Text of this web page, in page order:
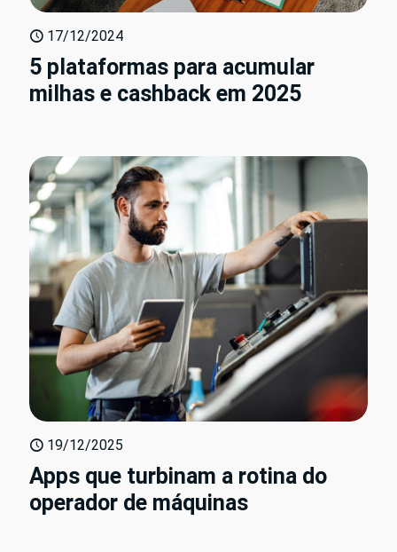
17/12/2024
5 plataformas para acumular
milhas e cashback em 2025
19/12/2025
Apps que turbinam a rotina do
operador de máquinas